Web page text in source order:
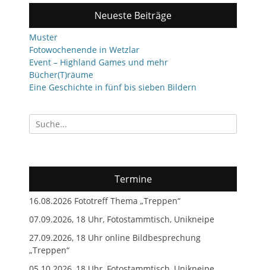
Neueste Beiträge
Muster
Fotowochenende in Wetzlar
Event – Highland Games und mehr
Bücher(T)räume
Eine Geschichte in fünf bis sieben Bildern
Suchen
nach:
Termine
16.08.2026 Fototreff Thema „Treppen“
07.09.2026, 18 Uhr, Fotostammtisch, Unikneipe
27.09.2026, 18 Uhr online Bildbesprechung
„Treppen“